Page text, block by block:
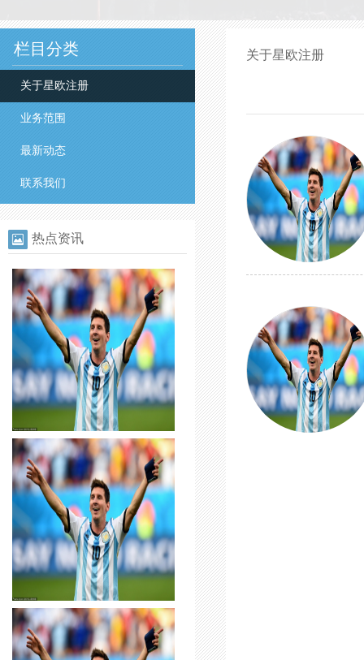
栏目分类
关于星欧注册
业务范围
最新动态
联系我们
热点资讯
关于星欧注册